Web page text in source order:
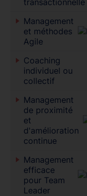
Management
et méthodes
Agile
Coaching
individuel ou
collectif
Management
de proximité
et
d'amélioration
continue
Management
efficace
pour Team
Leader